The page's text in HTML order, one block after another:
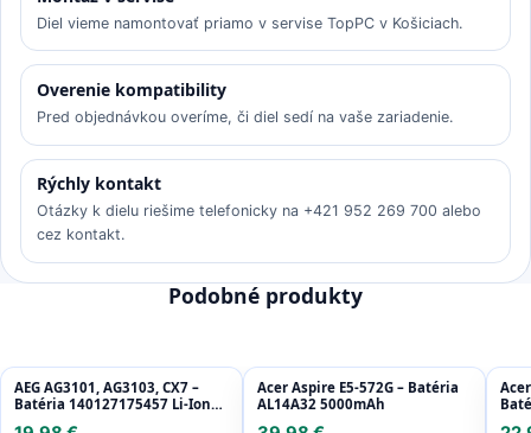
Diel vieme namontovať priamo v servise TopPC v Košiciach.
Overenie kompatibility
Pred objednávkou overíme, či diel sedí na vaše zariadenie.
Rýchly kontakt
Otázky k dielu riešime telefonicky na +421 952 269 700 alebo
cez kontakt.
Podobné produkty
AEG AG3101, AG3103, CX7 –
Batéria 140127175457 Li-Ion
Acer Aspire E5-572G – Batéria
AL14A32 5000mAh